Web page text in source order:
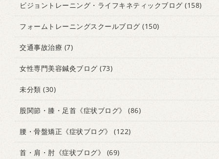
ビジョントレーニング・ライフキネティックブログ (158)
フォームトレーニングスクールブログ (150)
交通事故治療 (7)
女性専門美容鍼灸ブログ (73)
未分類 (30)
股関節・膝・足首《症状ブログ》 (86)
腰・骨盤矯正《症状ブログ》 (122)
首・肩・肘《症状ブログ》 (69)